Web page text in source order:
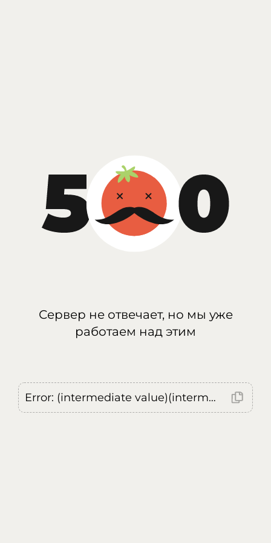
Сервер не отвечает, но мы уже
работаем над этим
Error: (intermediate value)(intermediate value)(intermediate value).replaceAll is not a function